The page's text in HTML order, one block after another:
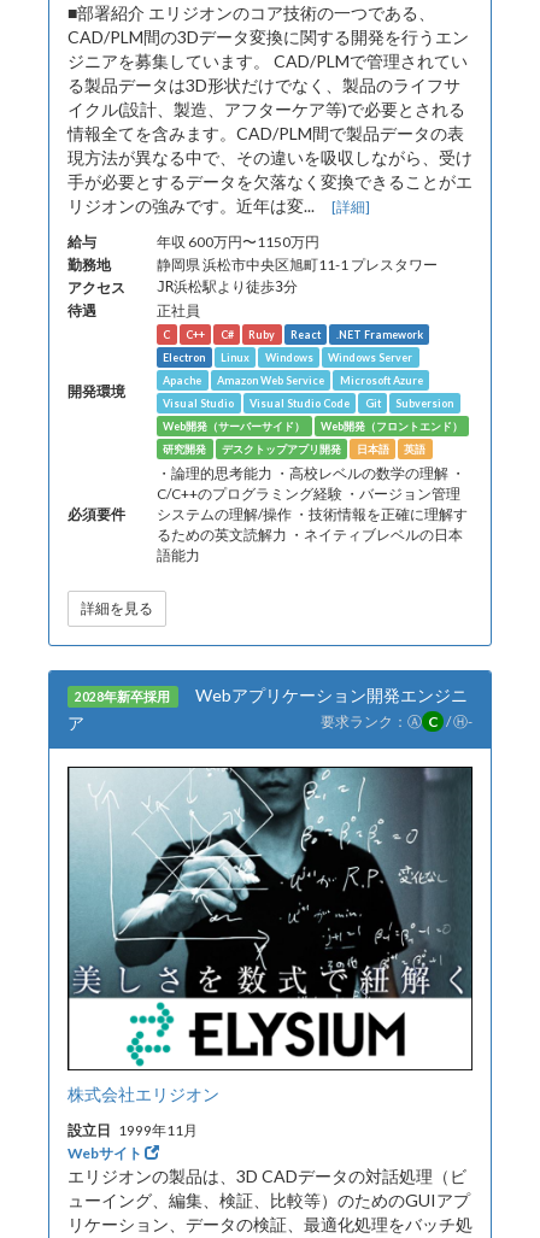
■部署紹介 エリジオンのコア技術の一つである、
CAD/PLM間の3Dデータ変換に関する開発を行うエン
ジニアを募集しています。 CAD/PLMで管理されてい
る製品データは3D形状だけでなく、製品のライフサ
イクル(設計、製造、アフターケア等)で必要とされる
情報全てを含みます。CAD/PLM間で製品データの表
現方法が異なる中で、その違いを吸収しながら、受け
手が必要とするデータを欠落なく変換できることがエ
リジオンの強みです。近年は変... [詳細]
給与
年収 600万円〜1150万円
勤務地
静岡県 浜松市中央区旭町11-1 プレスタワー
アクセス
JR浜松駅より徒歩3分
待遇 正社員
開発環境
C C++ C# Ruby React
.NET Framework
Electron
Linux Windows
Windows Server
Apache
Amazon Web Service
Microsoft Azure
Visual Studio
Visual Studio Code Git
Subversion
Web開発（サーバーサイド）
Web開発（フロントエンド）
研究開発
デスクトップアプリ開発 日本語 英語
必須要件
・論理的思考能力 ・高校レベルの数学の理解 ・
C/C++のプログラミング経験 ・バージョン管理
システムの理解/操作 ・技術情報を正確に理解す
るための英文読解力 ・ネイティブレベルの日本
語能力
詳細を見る
2028年新卒採用
Webアプリケーション開発エンジニ
ア
要求ランク： Ⓐ C /Ⓗ-
株式会社エリジオン
設立日 1999年11月
Webサイト
エリジオンの製品は、3D CADデータの対話処理（ビ
ューイング、編集、検証、比較等）のためのGUIアプ
リケーション、データの検証、最適化処理をバッチ処